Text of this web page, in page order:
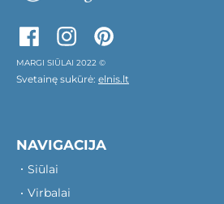
MARGI SIŪLAI 2022 ©
Svetainę sukūrė: elnis.lt
NAVIGACIJA
Siūlai
Virbalai